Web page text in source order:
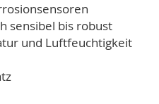
sensibel bis robust
und Luftfeuchtigkeit